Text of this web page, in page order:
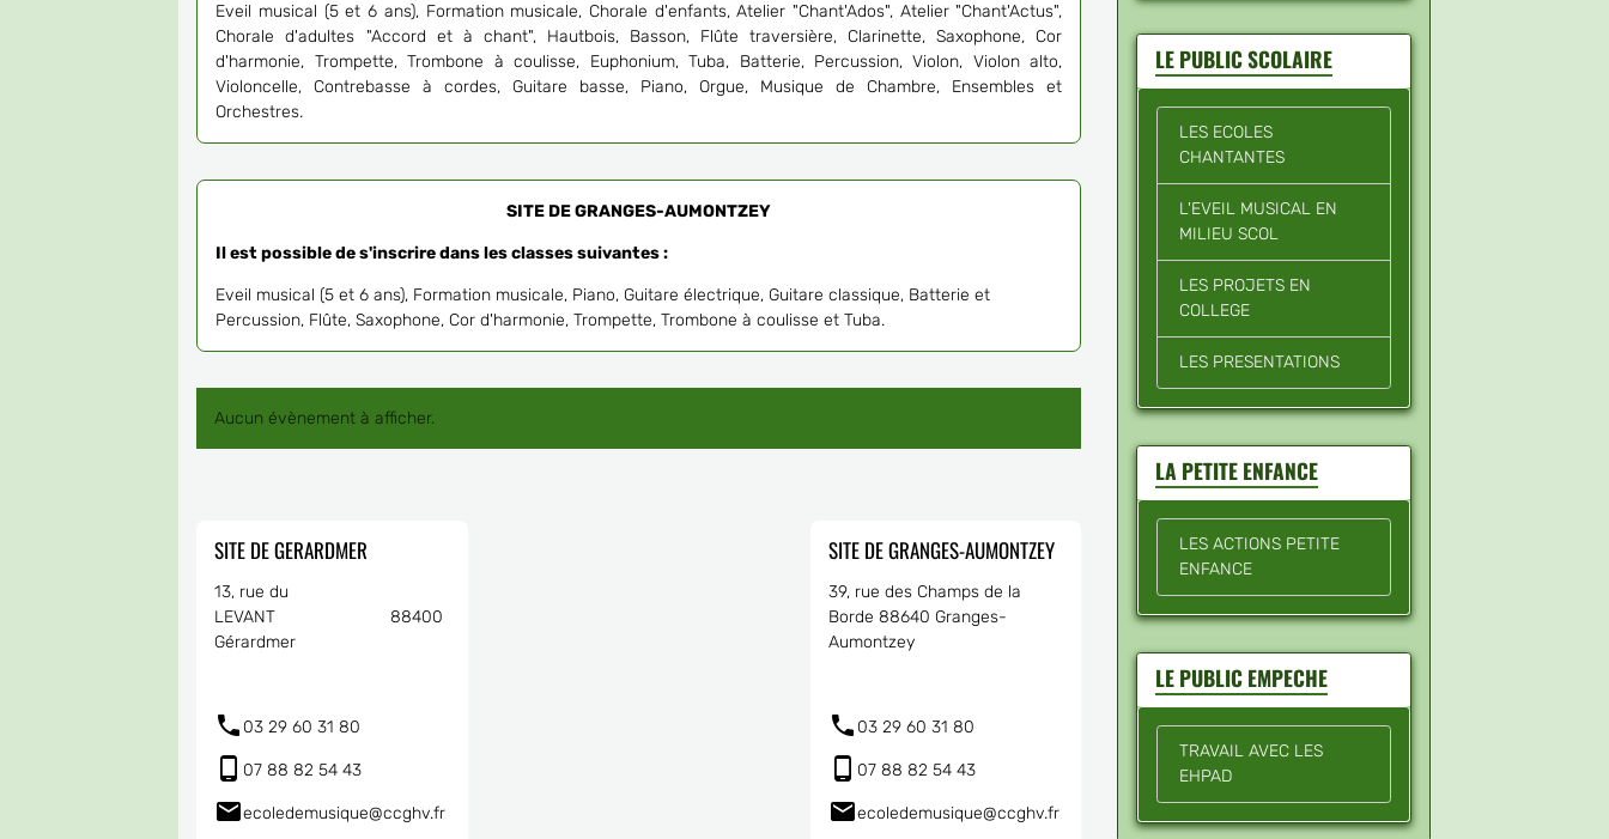
Eveil musical (5 et 6 ans), Formation musicale, Chorale d'enfants, Atelier "Chant'Ados", Atelier "Chant'Actus",
Chorale d'adultes "Accord et à chant", Hautbois, Basson, Flûte traversière, Clarinette, Saxophone, Cor
d'harmonie, Trompette, Trombone à coulisse, Euphonium, Tuba, Batterie, Percussion, Violon, Violon alto,
Violoncelle, Contrebasse à cordes, Guitare basse, Piano, Orgue, Musique de Chambre, Ensembles et
Orchestres.
SITE DE GRANGES-AUMONTZEY
Il est possible de s'inscrire dans les classes suivantes :
Eveil musical (5 et 6 ans), Formation musicale, Piano, Guitare électrique, Guitare classique, Batterie et
Percussion, Flûte, Saxophone, Cor d'harmonie, Trompette, Trombone à coulisse et Tuba.
Aucun évènement à afficher.
SITE DE GERARDMER
13, rue du
LEVANT 88400
Gérardmer
03 29 60 31 80
07 88 82 54 43
ecoledemusique@ccghv.fr
SITE DE GRANGES-AUMONTZEY
39, rue des Champs de la
Borde 88640 Granges-
Aumontzey
03 29 60 31 80
07 88 82 54 43
ecoledemusique@ccghv.fr
LE PUBLIC SCOLAIRE
LES ECOLES
CHANTANTES
L'EVEIL MUSICAL EN
MILIEU SCOL
LES PROJETS EN
COLLEGE
LES PRESENTATIONS
LA PETITE ENFANCE
LES ACTIONS PETITE
ENFANCE
LE PUBLIC EMPECHE
TRAVAIL AVEC LES
EHPAD